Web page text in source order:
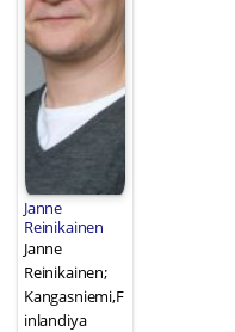
Janne
Reinikainen
Janne
Reinikainen;
Kangasniemi,F
inlandiya